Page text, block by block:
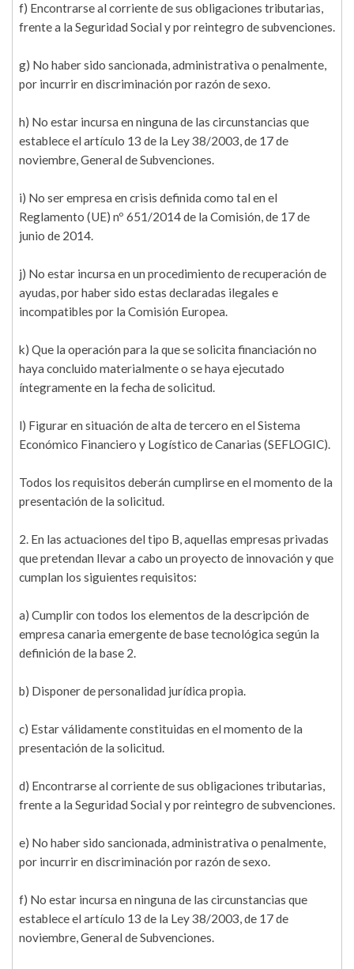
f) Encontrarse al corriente de sus obligaciones tributarias,
frente a la Seguridad Social y por reintegro de subvenciones.
g) No haber sido sancionada, administrativa o penalmente,
por incurrir en discriminación por razón de sexo.
h) No estar incursa en ninguna de las circunstancias que
establece el artículo 13 de la Ley 38/2003, de 17 de
noviembre, General de Subvenciones.
i) No ser empresa en crisis definida como tal en el
Reglamento (UE) nº 651/2014 de la Comisión, de 17 de
junio de 2014.
j) No estar incursa en un procedimiento de recuperación de
ayudas, por haber sido estas declaradas ilegales e
incompatibles por la Comisión Europea.
k) Que la operación para la que se solicita financiación no
haya concluido materialmente o se haya ejecutado
íntegramente en la fecha de solicitud.
l) Figurar en situación de alta de tercero en el Sistema
Económico Financiero y Logístico de Canarias (SEFLOGIC).
Todos los requisitos deberán cumplirse en el momento de la
presentación de la solicitud.
2. En las actuaciones del tipo B, aquellas empresas privadas
que pretendan llevar a cabo un proyecto de innovación y que
cumplan los siguientes requisitos:
a) Cumplir con todos los elementos de la descripción de
empresa canaria emergente de base tecnológica según la
definición de la base 2.
b) Disponer de personalidad jurídica propia.
c) Estar válidamente constituidas en el momento de la
presentación de la solicitud.
d) Encontrarse al corriente de sus obligaciones tributarias,
frente a la Seguridad Social y por reintegro de subvenciones.
e) No haber sido sancionada, administrativa o penalmente,
por incurrir en discriminación por razón de sexo.
f) No estar incursa en ninguna de las circunstancias que
establece el artículo 13 de la Ley 38/2003, de 17 de
noviembre, General de Subvenciones.